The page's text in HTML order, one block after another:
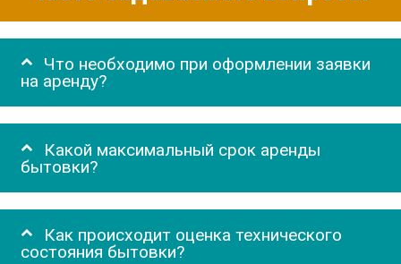
Что необходимо при оформлении заявки
на аренду?
Какой максимальный срок аренды
бытовки?
Как происходит оценка технического
состояния бытовки?